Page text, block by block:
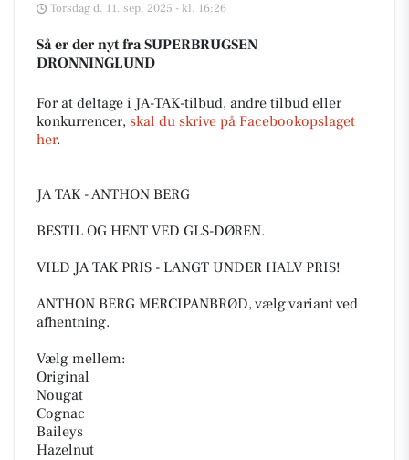
Torsdag d. 11. sep. 2025 - kl. 16:26
Så er der nyt fra SUPERBRUGSEN
DRONNINGLUND
For at deltage i JA-TAK-tilbud, andre tilbud eller
konkurrencer, skal du skrive på Facebookopslaget
her.
JA TAK - ANTHON BERG
BESTIL OG HENT VED GLS-DØREN.
VILD JA TAK PRIS - LANGT UNDER HALV PRIS!
ANTHON BERG MERCIPANBRØD, vælg variant ved
afhentning.
Vælg mellem:
Original
Nougat
Cognac
Baileys
Hazelnut